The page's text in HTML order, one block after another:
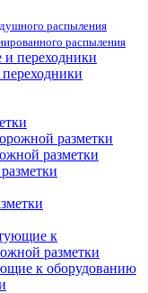
распыления
распыления
разметки
к оборудованию